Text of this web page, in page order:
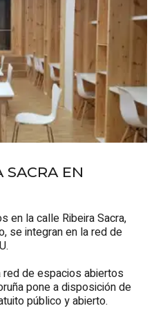
SACRA EN
en la calle Ribeira Sacra,
, se integran en la red de
.
red de espacios abiertos
pone a disposición de
público y abierto.